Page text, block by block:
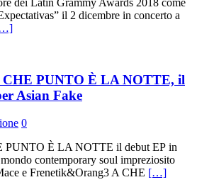
dei Latin Grammy Awards 2018 come
il 2 dicembre in concerto a
PUNTO È LA NOTTE, il
Asian Fake
0
PUNTO È LA NOTTE il debut EP in
contemporary soul impreziosito
e Frenetik&Orang3 A CHE […]